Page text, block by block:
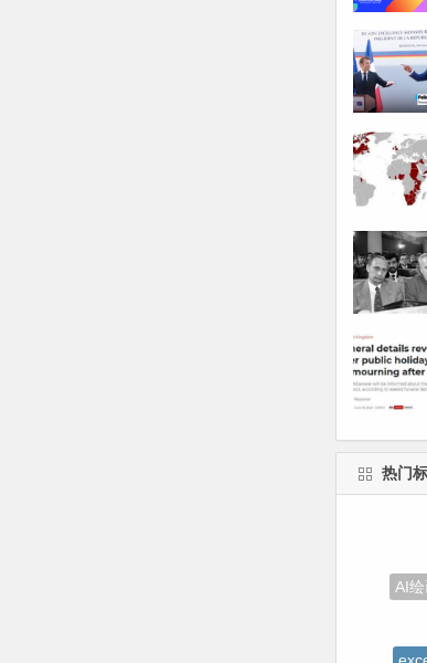
热门
AI